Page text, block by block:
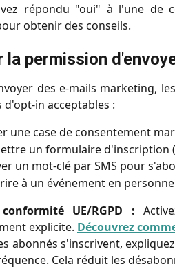
répondu "oui" à l'une de
obtenir des conseils.
la permission
des e-mails marketing,
d'opt-in acceptables :
une case de consentement
un formulaire d'inscription
un mot-clé par SMS pour
à un événement en
UE/RGPD :
explicite. Découvrez
abonnés s'inscrivent,
Cela réduit les